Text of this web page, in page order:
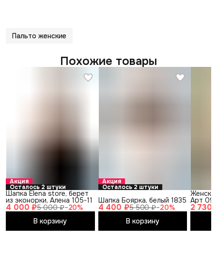
Пальто женские
Похожие товары
Акция
Осталось 2 штуки
4 000 ₽5 000 ₽−20%
Шапка Elena store, берет
из эконорки, Алена 105-11
В корзину
Акция
Осталось 2 штуки
4 400 ₽5 500 ₽−20%
Шапка Боярка, белый 1835
В корзину
2 730
Арт